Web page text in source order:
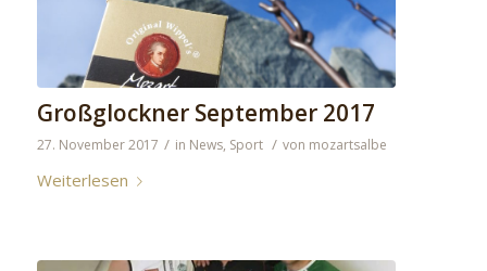
Großglockner September 2017
27. November 2017 / in News, Sport / von mozartsalbe
Weiterlesen